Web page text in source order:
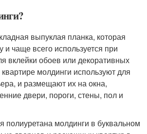
выпуклая планка, которая
и чаще всего используется при
вклейки обоев или декоративных
молдинги используют для
и размещают их на окна,
двери, пороги, стены, пол и
полиуретана молдинги в буквальном